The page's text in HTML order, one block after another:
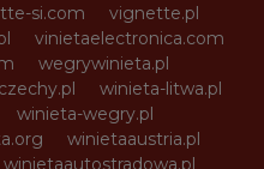
si.com
vignette.pl
vinietaelectronica.com
wegrywinieta.pl
winieta-litwa.pl
winieta-wegry.pl
winietaaustria.pl
winietaautostradowa.pl